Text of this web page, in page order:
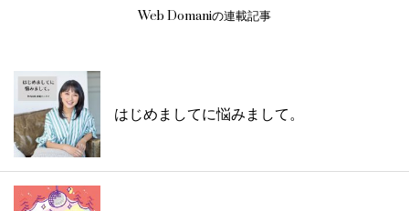
Web Domaniの連載記事
はじめましてに悩みまして。